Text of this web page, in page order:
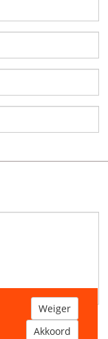
Weiger
Akkoord